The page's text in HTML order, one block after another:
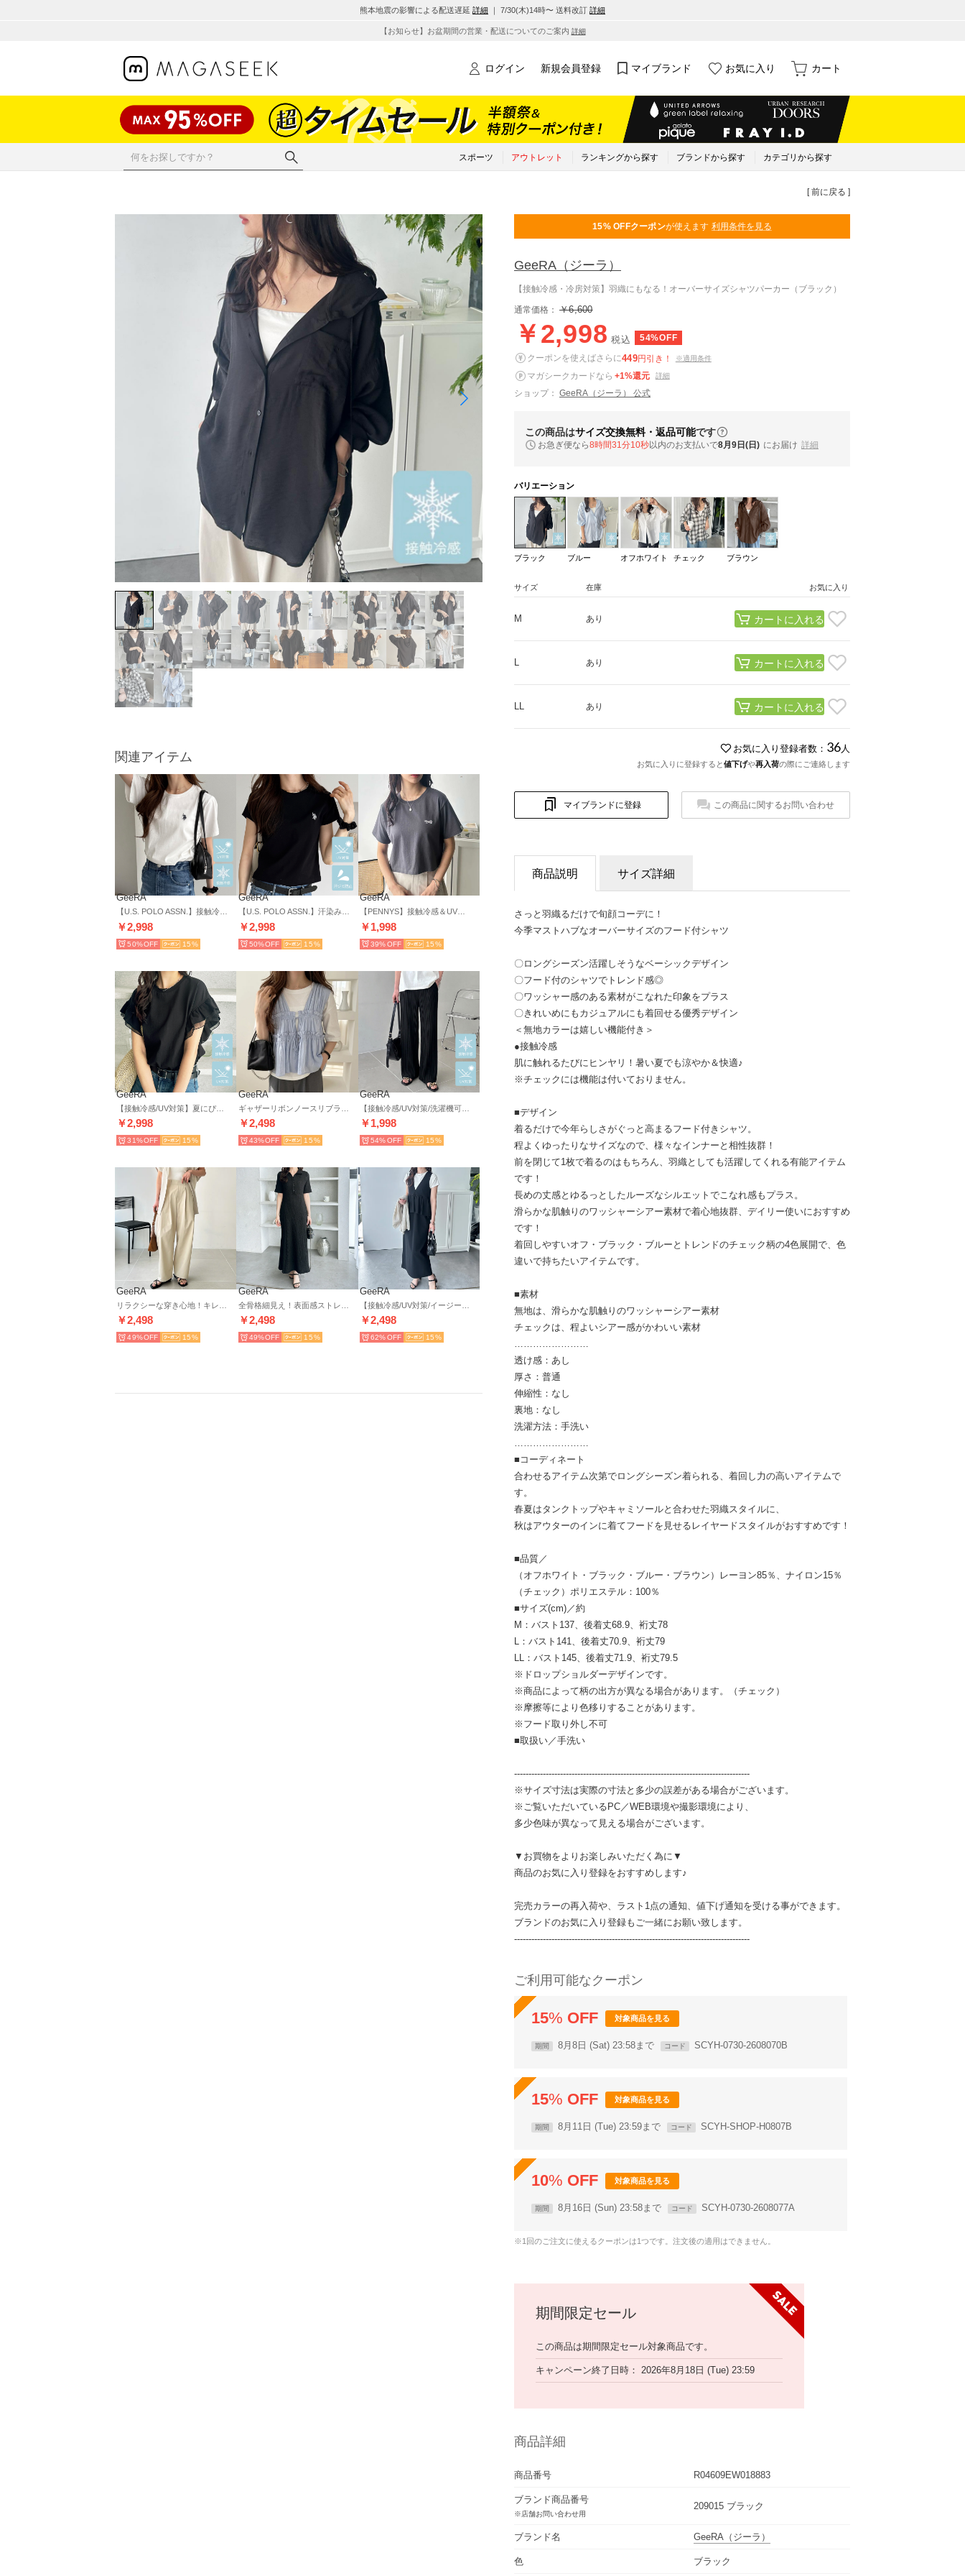
熊本地震の影響による配送遅延 詳細 ｜ 7/30(木)14時〜 送料改訂 詳細
【お知らせ】お盆期間の営業・配送についてのご案内 詳細
ログイン 新規会員登録 マイブランド お気に入り カート
スポーツ アウトレット ランキングから探す ブランドから探す カテゴリから探す
[ 前に戻る ]
関連アイテム
GeeRA
￥2,998
50% 15
GeeRA
【U.S. POLO ASSN.】汗染み防止・UV対策機能付き！ワンポイント刺繍Tシャツトップス （ブラック）
￥2,998
50% 15
GeeRA
￥1,998
39% 15
GeeRA
【接触冷感/UV対策】夏にぴったり！腕カバー袖フリルカットソートップス （ブラック）
￥2,998
31% 15
GeeRA
￥2,498
43% 15
GeeRA
￥1,998
54% 15
GeeRA
￥2,498
49% 15
GeeRA
￥2,498
49% 15
GeeRA
￥2,498
62% 15
15% OFFクーポンが使えます 利用条件を見る
GeeRA （ジーラ）
【接触冷感・冷房対策】羽織にもなる！オーバーサイズシャツパーカー（ブラック）
通常価格： ￥6,600
￥2,998 税込 54%OFF
クーポンを使えばさらに449円引き！ ※適用条件
マガシークカードなら +1%還元 詳細
ショップ： GeeRA（ジーラ） 公式
この商品はサイズ交換無料・返品可能です
お急ぎ便なら8時間31分09秒以内のお支払いで8月9日(日) にお届け 詳細
バリエーション
ブラック ブルー オフホワイト チェック ブラウン
サイズ 在庫 お気に入り
M あり カートに入れる
L あり カートに入れる
LL あり カートに入れる
お気に入り登録者数： 36 人
お気に入りに登録すると値下げや再入荷の際にご連絡します
マイブランドに登録 この商品に関するお問い合わせ
商品説明 サイズ詳細
さっと羽織るだけで旬顔コーデに！
今季マストハブなオーバーサイズのフード付シャツ
〇ロングシーズン活躍しそうなベーシックデザイン
〇フード付のシャツでトレンド感◎
〇ワッシャー感のある素材がこなれた印象をプラス
〇きれいめにもカジュアルにも着回せる優秀デザイン
＜無地カラーは嬉しい機能付き＞
●接触冷感
肌に触れるたびにヒンヤリ！暑い夏でも涼やか＆快適♪
※チェックには機能は付いておりません。
■デザイン
着るだけで今年らしさがぐっと高まるフード付きシャツ。
程よくゆったりなサイズなので、様々なインナーと相性抜群！
前を閉じて1枚で着るのはもちろん、羽織としても活躍してくれる有能アイテム
です！
長めの丈感とゆるっとしたルーズなシルエットでこなれ感もプラス。
滑らかな肌触りのワッシャーシアー素材で着心地抜群、デイリー使いにおすすめ
です！
着回しやすいオフ・ブラック・ブルーとトレンドのチェック柄の4色展開で、色
違いで持ちたいアイテムです。
■素材
無地は、滑らかな肌触りのワッシャーシアー素材
チェックは、程よいシアー感がかわいい素材
透け感：あし
厚さ：普通
伸縮性：なし
裏地：なし
洗濯方法：手洗い
■コーディネート
合わせるアイテム次第でロングシーズン着られる、着回し力の高いアイテムで
す。
春夏はタンクトップやキャミソールと合わせた羽織スタイルに、
秋はアウターのインに着てフードを見せるレイヤードスタイルがおすすめです！
■品質／
（オフホワイト・ブラック・ブルー・ブラウン）レーヨン85％、ナイロン15％
（チェック）ポリエステル：100％
■サイズ(cm)／約
M：バスト137、後着丈68.9、裄丈78
L：バスト141、後着丈70.9、裄丈79
LL：バスト145、後着丈71.9、裄丈79.5
※ドロップショルダーデザインです。
※商品によって柄の出方が異なる場合があります。（チェック）
※摩擦等により色移りすることがあります。
※フード取り外し不可
■取扱い／手洗い
----------------------------------------------------------------------------------
※サイズ寸法は実際の寸法と多少の誤差がある場合がございます。
※ご覧いただいているPC／WEB環境や撮影環境により、
多少色味が異なって見える場合がございます。
▼お買物をよりお楽しみいただく為に▼
商品のお気に入り登録をおすすめします♪
完売カラーの再入荷や、ラスト1点の通知、値下げ通知を受ける事ができます。
ブランドのお気に入り登録もご一緒にお願い致します。
----------------------------------------------------------------------------------
ご利用可能なクーポン
15% OFF 対象商品を見る
期間 8月8日 (Sat) 23:58まで コード SCYH-0730-2608070B
15% OFF 対象商品を見る
期間 8月11日 (Tue) 23:59まで コード SCYH-SHOP-H0807B
10% OFF 対象商品を見る
期間 8月16日 (Sun) 23:58まで コード SCYH-0730-2608077A
※1回のご注文に使えるクーポンは1つです。注文後の適用はできません。
期間限定セール
この商品は期間限定セール対象商品です。
キャンペーン終了日時 2026年8月18日 (Tue) 23:59
商品詳細
商品番号 R04609EW018883
ブランド商品番号
※店舗お問い合わせ用
209015 ブラック
ブランド名 GeeRA （ジーラ）
色 ブラック